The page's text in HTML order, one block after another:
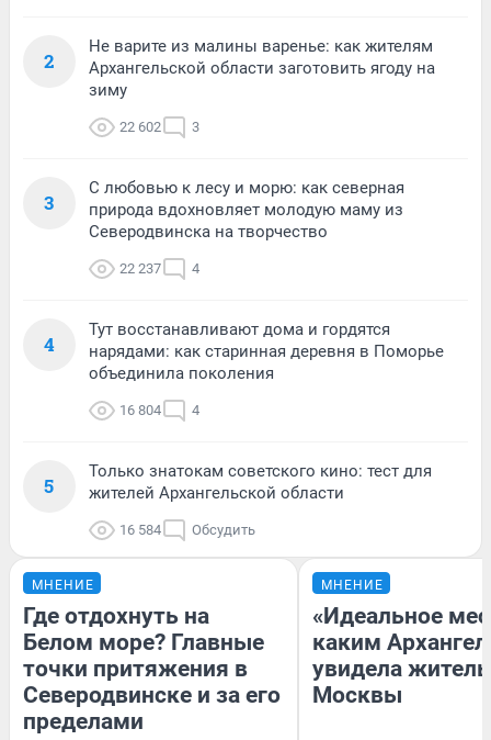
2
Не варите из малины варенье: как жителям
Архангельской области заготовить ягоду на
зиму
22 602 3
3
С любовью к лесу и морю: как северная
природа вдохновляет молодую маму из
Северодвинска на творчество
22 237 4
4
Тут восстанавливают дома и гордятся
нарядами: как старинная деревня в Поморье
объединила поколения
16 804 4
5
Только знатокам советского кино: тест для
жителей Архангельской области
16 584 Обсудить
МНЕНИЕ
Где отдохнуть на
Белом море? Главные
точки притяжения в
Северодвинске и за его
пределами
МНЕНИЕ
«Идеальное
каким
увидела
Москвы